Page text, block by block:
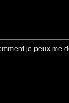
je peux